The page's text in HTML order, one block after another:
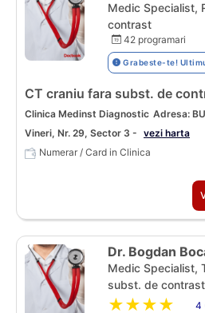
Medic Specialist,
contrast
42 programari
Grabeste-te!
CT craniu fara subst. de
Clinica Medinst Diagnostic Adresa:
Vineri, Nr. 29, Sector 3 - vezi harta
Numerar / Card in Clinica
Dr. Bogdan
Medic Specialist,
subst. de contrast
★★★★★
4